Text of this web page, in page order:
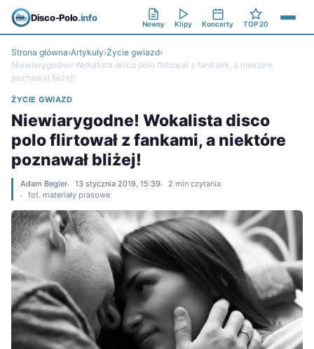
Disco-Polo.info
Newsy Klipy Koncerty TOP 20
Strona główna›Artykuły›Życie gwiazd›
Niewiarygodne! Wokalista disco polo flirtował z fankami, a niektóre
poznawał bliżej!
ŻYCIE GWIAZD
Niewiarygodne! Wokalista disco
polo flirtował z fankami, a niektóre
poznawał bliżej!
Adam Begier 13 stycznia 2019, 15:39
2 min czytania
fot. materiały prasowe